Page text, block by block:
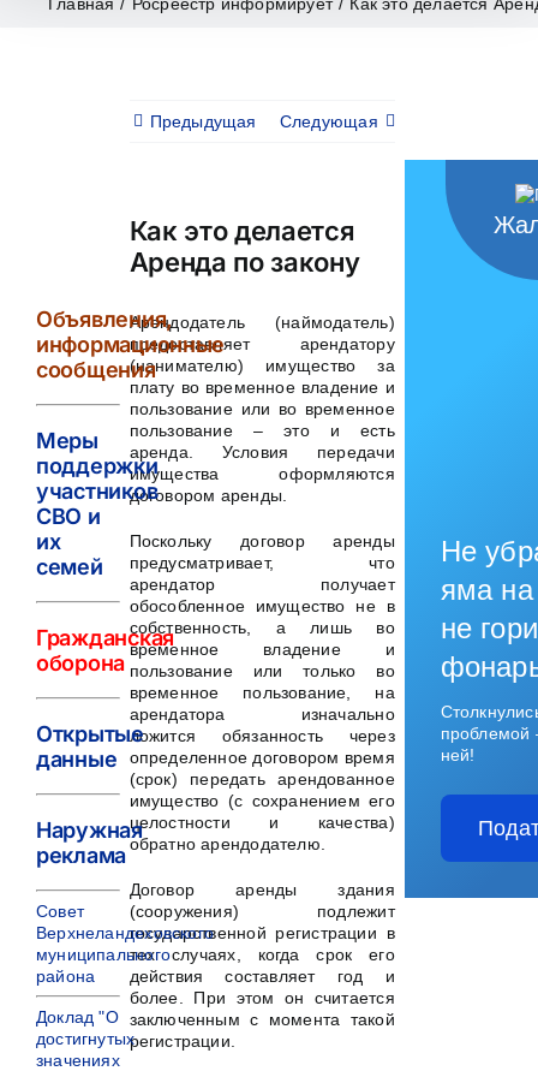
Предыдущая Следующая
Как это делается
Аренда по закону
Арендодатель (наймодатель)
предоставляет арендатору
(нанимателю) имущество за
плату во временное владение и
пользование или во временное
пользование – это и есть
аренда. Условия передачи
имущества оформляются
договором аренды.
Поскольку договор аренды
предусматривает, что
арендатор получает
обособленное имущество не в
собственность, а лишь во
временное владение и
пользование или только во
временное пользование, на
арендатора изначально
ложится обязанность через
определенное договором время
(срок) передать арендованное
имущество (с сохранением его
целостности и качества)
обратно арендодателю.
Договор аренды здания
(сооружения) подлежит
государственной регистрации в
тех случаях, когда срок его
действия составляет год и
более. При этом он считается
заключенным с момента такой
регистрации.
Объявления,
информационные
сообщения
Меры
поддержки
участников
СВО и
их
семей
Гражданская
оборона
Открытые
данные
Наружная
реклама
Совет
Верхнеландеховского
муниципального
района
Доклад "О
достигнутых
значениях
Не
яма на
не
ней!